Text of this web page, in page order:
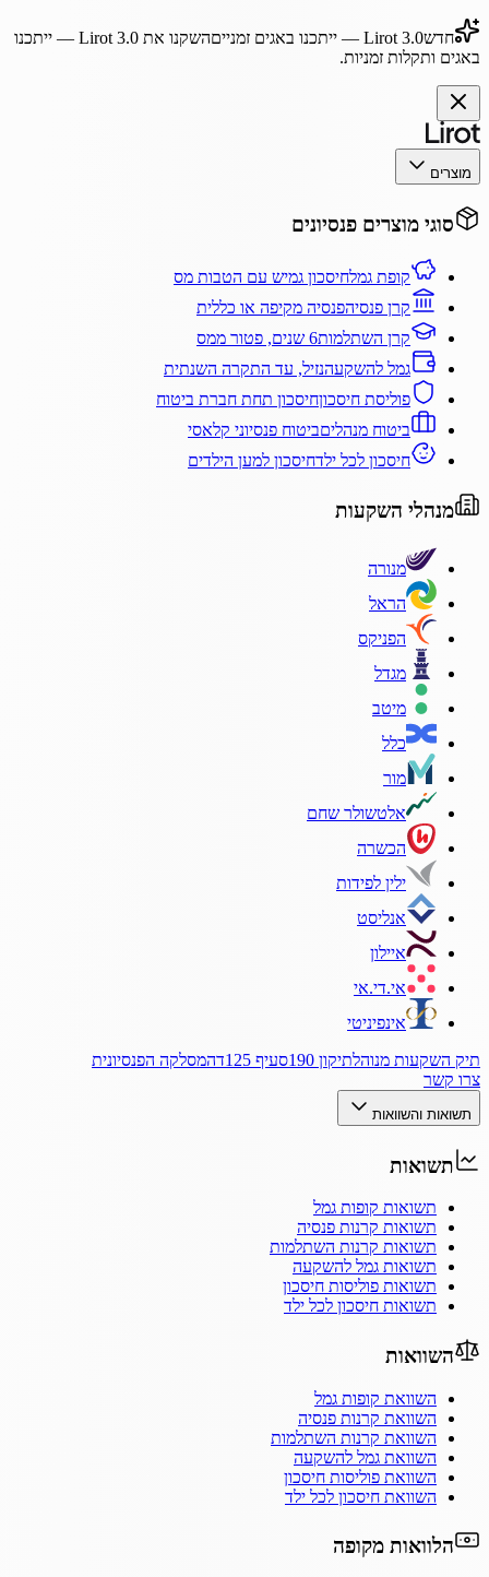
חדשLirot 3.0 — ייתכנו באגים זמנייםהשקנו את Lirot 3.0— ייתכנו
באגים ותקלות זמניות.
מוצרים
סוגי מוצרים פנסיונים
קופת גמלחיסכון גמיש עם הטבות מס
קרן פנסיהפנסיה מקיפה או כללית
קרן השתלמות6 שנים, פטור ממס
גמל להשקעהנזיל, עד התקרה השנתית
פוליסת חיסכוןחיסכון תחת חברת ביטוח
ביטוח מנהליםביטוח פנסיוני קלאסי
חיסכון לכל ילדחיסכון למען הילדים
מנהלי השקעות
מנורה
הראל
הפניקס
מגדל
מיטב
כלל
מור
אלטשולר שחם
הכשרה
ילין לפידות
אנליסט
איילון
אי.די.אי
אינפיניטי
תיק השקעות מנוהלתיקון 190 סעיף 125ד
המסלקה הפנסיונית
צרו קשר
תשואות והשוואות
תשואות
תשואות קופות גמל
תשואות קרנות פנסיה
תשואות קרנות השתלמות
תשואות גמל להשקעה
תשואות פוליסות חיסכון
תשואות חיסכון לכל ילד
השוואות
השוואת קופות גמל
השוואת קרנות פנסיה
השוואת קרנות השתלמות
השוואת גמל להשקעה
השוואת פוליסות חיסכון
השוואת חיסכון לכל ילד
הלוואות מקופה